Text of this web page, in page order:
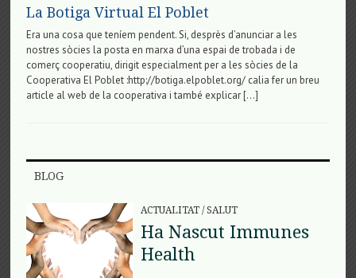
La Botiga Virtual El Poblet
Era una cosa que teníem pendent. Si, desprès d’anunciar a les
nostres sòcies la posta en marxa d’una espai de trobada i de
comerç cooperatiu, dirigit especialment per a les sòcies de la
Cooperativa El Poblet :http://botiga.elpoblet.org/ calia fer un breu
article al web de la cooperativa i també explicar […]
BLOG
ACTUALITAT/ SALUT
Ha Nascut Immunes
Health